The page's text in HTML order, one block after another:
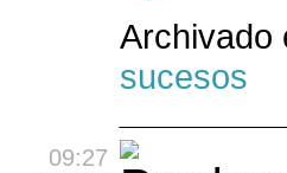
Archivado
sucesos
09:27